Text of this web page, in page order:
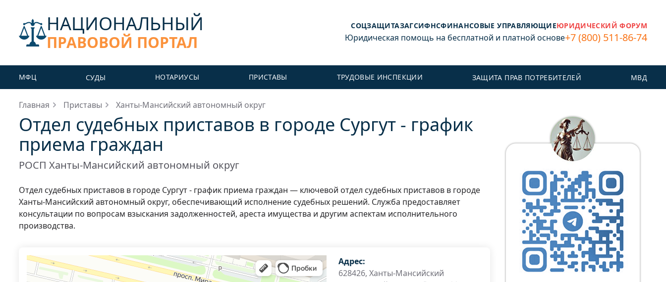
НАЦИОНАЛЬНЫЙ
ПРАВОВОЙ ПОРТАЛ
СОЦЗАЩИТАЗАГСИФНСФИНАНСОВЫЕ УПРАВЛЯЮЩИЕЮРИДИЧЕСКИЙ ФОРУМ
Юридическая помощь на бесплатной и платной основе+7 (800) 511-86-74
МФЦ СУДЫ НОТАРИУСЫ ПРИСТАВЫ ТРУДОВЫЕ ИНСПЕКЦИИ ЗАЩИТА ПРАВ ПОТРЕБИТЕЛЕЙ МВД
Главная Приставы Ханты-Мансийский автономный округ
Отдел судебных приставов в городе Сургут - график
приема граждан
РОСП Ханты-Мансийский автономный округ
Отдел судебных приставов в городе Сургут - график приема граждан — ключевой отдел судебных приставов в городе
Ханты-Мансийский автономный округ, обеспечивающий исполнение судебных решений. Служба предоставляет
консультации по вопросам взыскания задолженностей, ареста имущества и другим аспектам исполнительного
производства.
Адрес:
628426, Ханты-Мансийский